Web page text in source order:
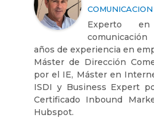
COMUNICACION
Experto
años de experiencia en
Máster de Dirección
por el IE, Máster en
ISDI y Business Expert
Certificado Inbound
Hubspot.